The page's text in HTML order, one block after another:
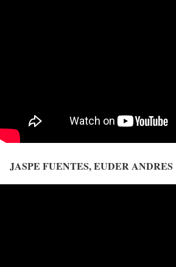
JASPE FUENTES, EUDER ANDRES